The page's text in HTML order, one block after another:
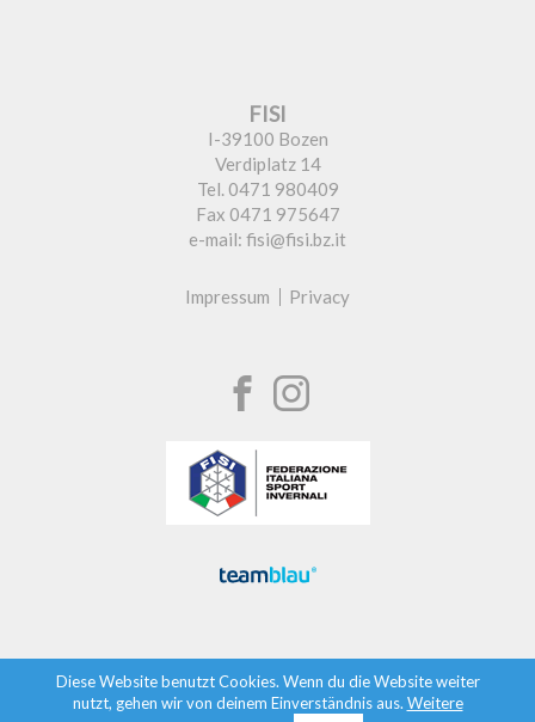
FISI
I-39100 Bozen
Verdiplatz 14
Tel. 0471 980409
Fax 0471 975647
e-mail: fisi@fisi.bz.it
Impressum Privacy
Diese Website benutzt Cookies. Wenn du die Website weiter
nutzt, gehen wir von deinem Einverständnis aus. Weitere